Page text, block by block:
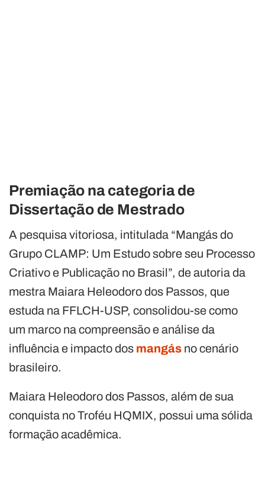
Premiação na categoria de
Dissertação de Mestrado
A pesquisa vitoriosa, intitulada “Mangás do
Grupo CLAMP: Um Estudo sobre seu Processo
Criativo e Publicação no Brasil”, de autoria da
mestra Maiara Heleodoro dos Passos, que
estuda na FFLCH-USP, consolidou-se como
um marco na compreensão e análise da
influência e impacto dos mangás no cenário
brasileiro.
Maiara Heleodoro dos Passos, além de sua
conquista no Troféu HQMIX, possui uma sólida
formação acadêmica.